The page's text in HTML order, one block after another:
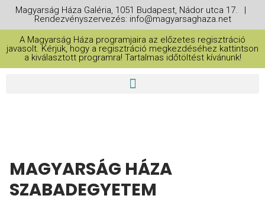
Magyarság Háza Galéria, 1051 Budapest, Nádor utca 17. |
Rendezvényszervezés: info@magyarsaghaza.net
A Magyarság Háza programjaira az előzetes regisztráció
javasolt. Kérjük, hogy a regisztráció megkezdéséhez kattintson
a kiválasztott programra! Tartalmas időtöltést kívánunk!
MAGYARSÁG HÁZA
SZABADEGYETEM